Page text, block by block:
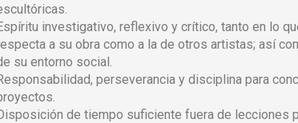
investigativo, reflexivo y crítico, tanto en lo
a su obra como a la de otros artistas; así
su entorno social.
perseverancia y disciplina para
de tiempo suficiente fuera de lecciones